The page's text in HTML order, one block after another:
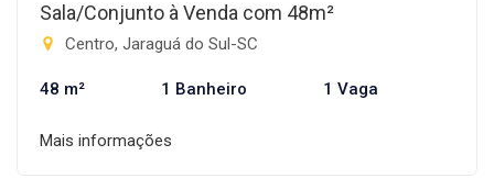
Sala/Conjunto à Venda com 48m²
Centro, Jaraguá do Sul-SC
48 m² 1 Banheiro 1 Vaga
Mais informações